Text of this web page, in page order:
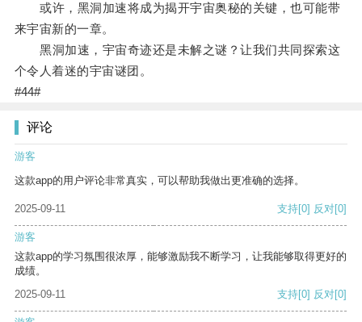
或许，黑洞加速将成为揭开宇宙奥秘的关键，也可能带
来宇宙新的一章。
黑洞加速，宇宙奇迹还是未解之谜？让我们共同探索这
个令人着迷的宇宙谜团。
#44#
评论
游客
这款app的用户评论非常真实，可以帮助我做出更准确的选择。
2025-09-11 支持[0] 反对[0]
游客
这款app的学习氛围很浓厚，能够激励我不断学习，让我能够取得更好的
成绩。
2025-09-11
支持[0] 反对[0]